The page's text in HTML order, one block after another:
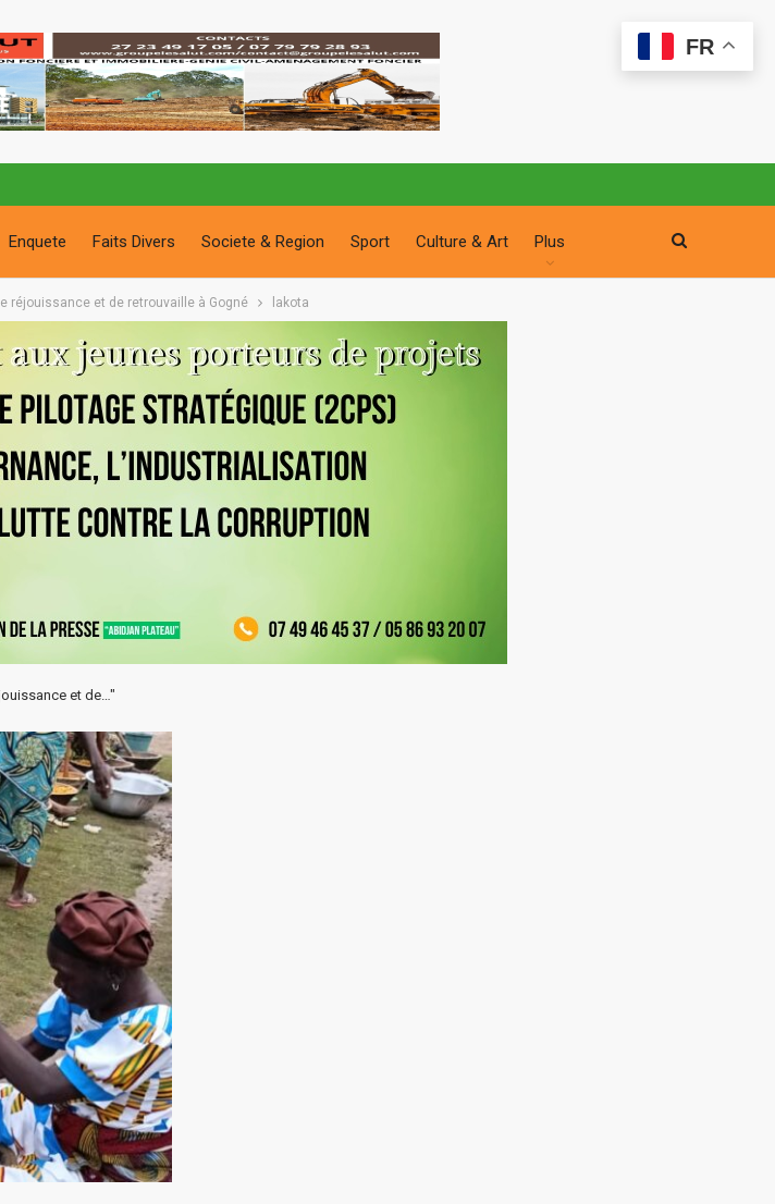
Enquete Faits Divers Societe & Region Sport Culture & Art Plus
réjouissance et de retrouvaille à Gogné lakota
et de…"
FR